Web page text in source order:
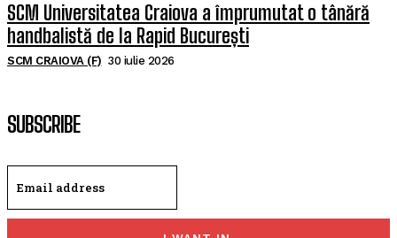
SCM Universitatea Craiova a împrumutat o tânără
handbalistă de la Rapid București
SCM CRAIOVA (F) 30 iulie 2026
SUBSCRIBE